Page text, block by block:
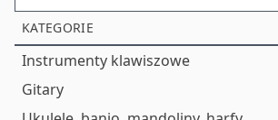
KATEGORIE
Instrumenty klawiszowe
Gitary